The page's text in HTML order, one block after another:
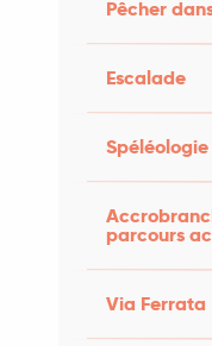
Pêcher
Escalade
Spéléologie
parcours
Via Ferrata
Véloroutes,
destination de
votre activité
grandioses.